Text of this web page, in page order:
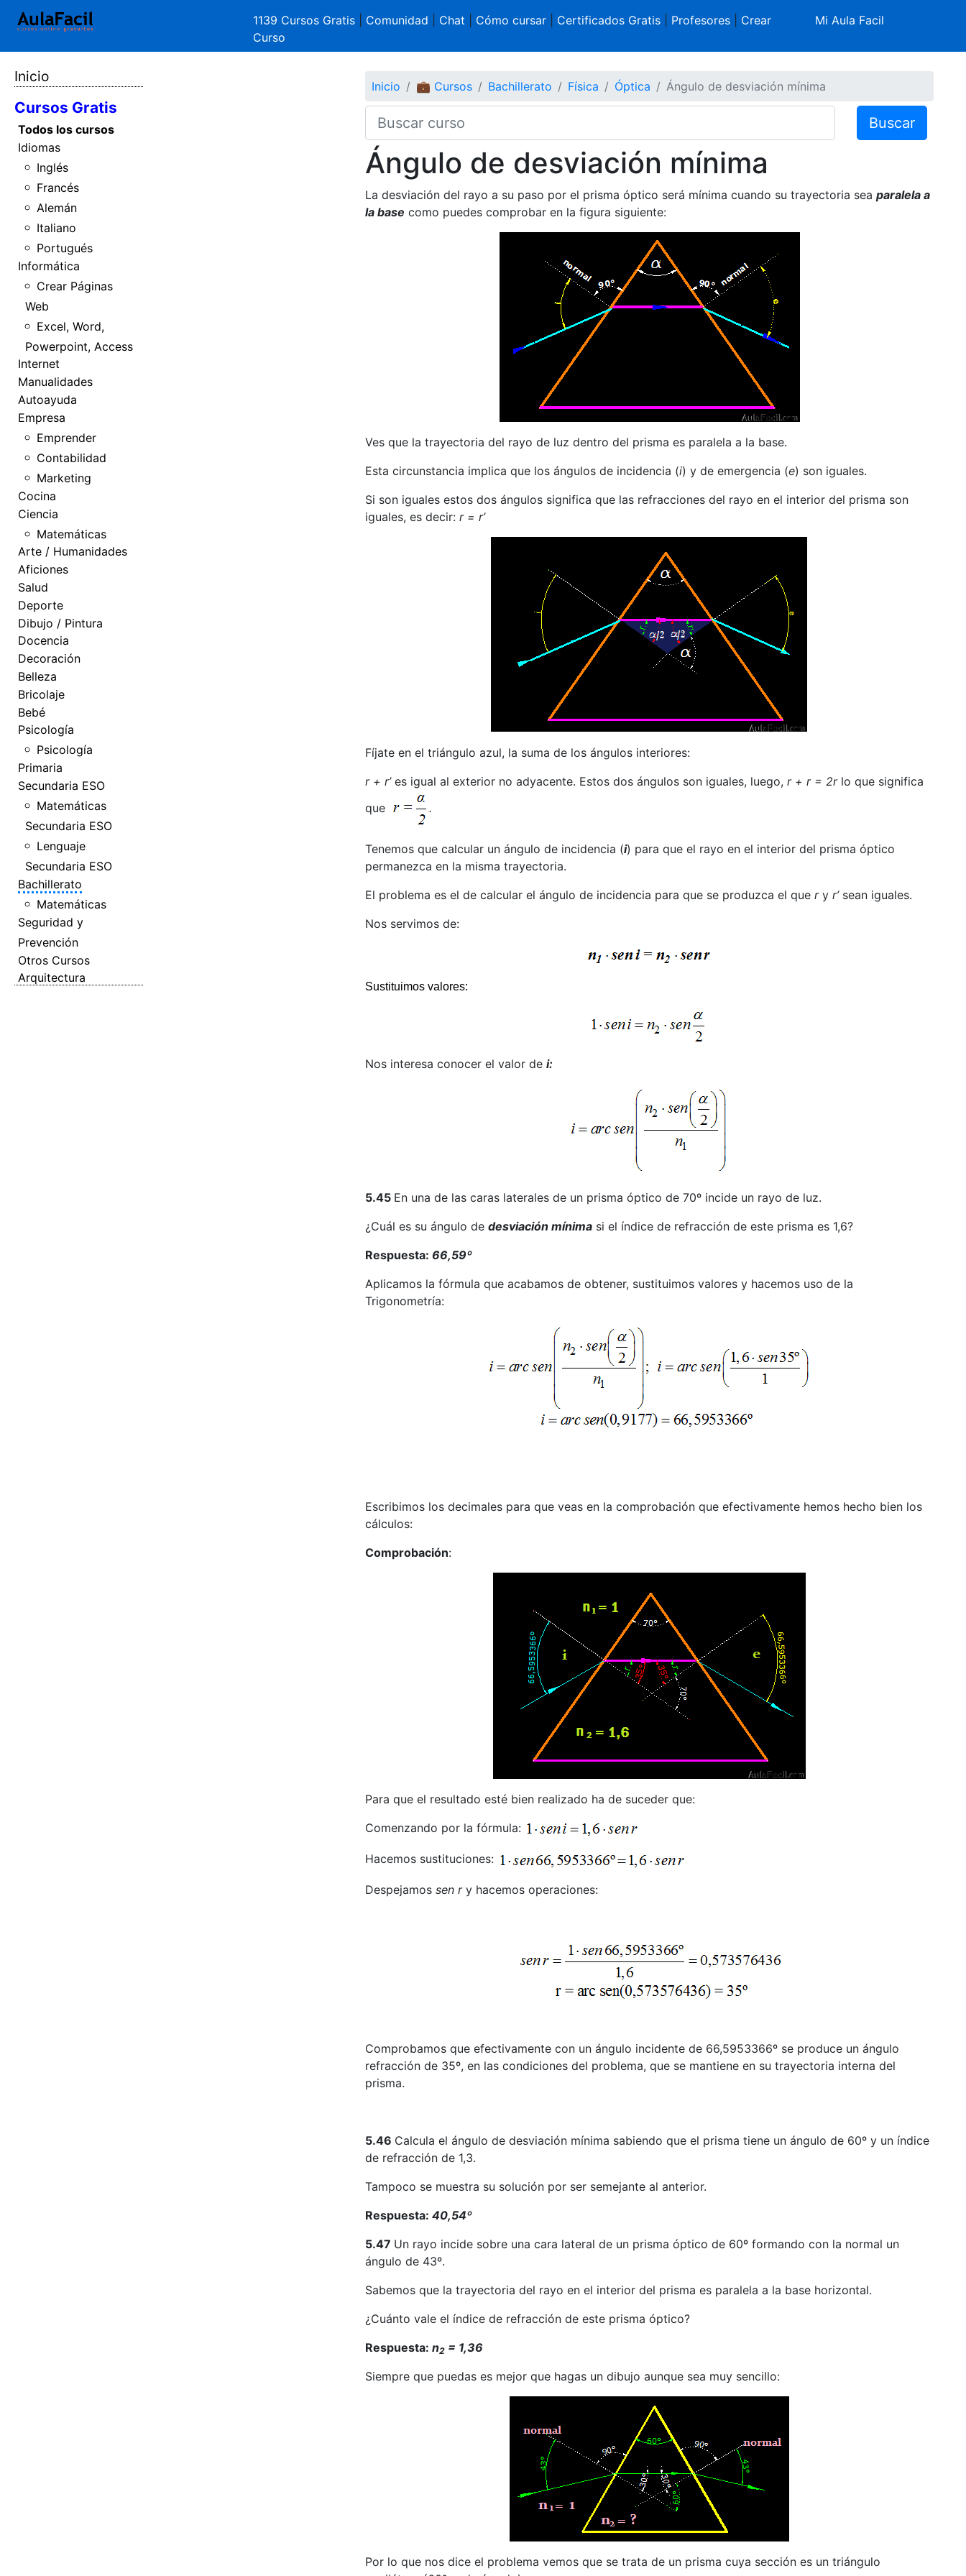
1139 Cursos Gratis Comunidad Chat Cómo cursar| Certificados Gratis| Profesores| Crear
Curso
Mi Aula Facil
Inicio
Cursos Gratis
Todos los cursos
Idiomas
Inglés
Francés
Alemán
Italiano
Portugués
Informática
Crear Páginas
Web
Excel, Word,
Powerpoint, Access
Internet
Manualidades
Autoayuda
Empresa
Emprender
Contabilidad
Marketing
Cocina
Ciencia
Matemáticas
Arte / Humanidades
Aficiones
Salud
Deporte
Dibujo / Pintura
Docencia
Decoración
Belleza
Bricolaje
Bebé
Psicología
Psicología
Primaria
Secundaria ESO
Matemáticas
Secundaria ESO
Lenguaje
Secundaria ESO
Bachillerato
Matemáticas
Seguridad y
Prevención
Otros Cursos
Arquitectura
Inicio 💼 Cursos Bachillerato Física Óptica Ángulo de desviación mínima
Buscar
Ángulo de desviación mínima
La desviación del rayo a su paso por el prisma óptico será mínima cuando su trayectoria sea paralela a
la base como puedes comprobar en la figura siguiente:
Ves que la trayectoria del rayo de luz dentro del prisma es paralela a la base.
Esta circunstancia implica que los ángulos de incidencia (i) y de emergencia (e) son iguales.
Si son iguales estos dos ángulos significa que las refracciones del rayo en el interior del prisma son
iguales, es decir: r = r’
Fíjate en el triángulo azul, la suma de los ángulos interiores:
r + r’es igual al exterior no adyacente. Estos dos ángulos son iguales, luego, r + r = 2r lo que significa
que
.
Tenemos que calcular un ángulo de incidencia (i) para que el rayo en el interior del prisma óptico
permanezca en la misma trayectoria.
El problema es el de calcular el ángulo de incidencia para que se produzca el que r y r’sean iguales.
Nos servimos de:
Sustituimos valores:
Nos interesa conocer el valor de i:
5.45 En una de las caras laterales de un prisma óptico de 70º incide un rayo de luz.
¿Cuál es su ángulo de desviación mínimasi el índice de refracción de este prisma es 1,6?
Respuesta: 66,59º
Aplicamos la fórmula que acabamos de obtener, sustituimos valores y hacemos uso de la
Trigonometría:
Escribimos los decimales para que veas en la comprobación que efectivamente hemos hecho bien los
cálculos:
Comprobación:
Para que el resultado esté bien realizado ha de suceder que:
Comenzando por la fórmula:
Hacemos sustituciones:
Despejamos sen r y hacemos operaciones:
Comprobamos que efectivamente con un ángulo incidente de 66,5953366º se produce un ángulo
refracción de 35º, en las condiciones del problema, que se mantiene en su trayectoria interna del
prisma.
5.46 Calcula el ángulo de desviación mínima sabiendo que el prisma tiene un ángulo de 60º y un índice
de refracción de 1,3.
Tampoco se muestra su solución por ser semejante al anterior.
Respuesta: 40,54º
5.47 Un rayo incide sobre una cara lateral de un prisma óptico de 60º formando con la normal un
ángulo de 43º.
Sabemos que la trayectoria del rayo en el interior del prisma es paralela a la base horizontal.
¿Cuánto vale el índice de refracción de este prisma óptico?
Respuesta: n2= 1,36
Siempre que puedas es mejor que hagas un dibujo aunque sea muy sencillo:
Por lo que nos dice el problema vemos que se trata de un prisma cuya sección es un triángulo